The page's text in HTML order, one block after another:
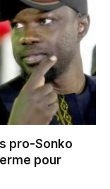
pro-Sonko
pour